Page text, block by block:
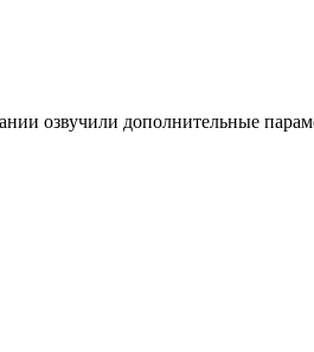
озвучили дополнительные